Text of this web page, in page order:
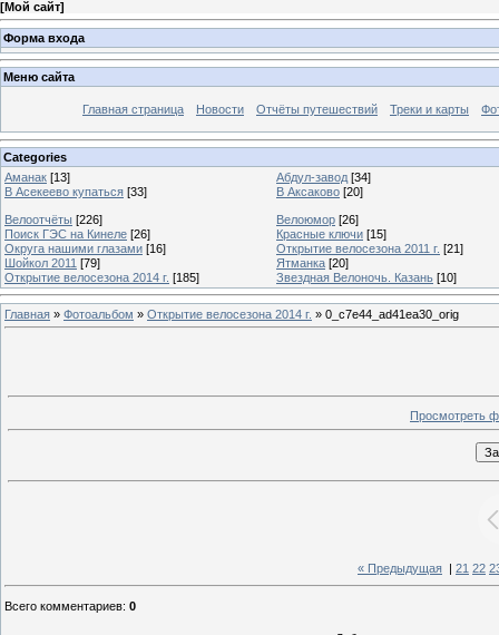
[Мой сайт]
Форма входа
Меню сайта
Главная страница Новости Отчёты путешествий Треки и карты
Categories
Аманак [13] Абдул-завод [34]
В Асекеево купаться [33] В Аксаково [20]
Велоотчёты [226] Велоюмор [26]
Поиск ГЭС на Кинеле [26] Красные ключи [15]
Округа нашими глазами [16] Открытие велосезона 2011 г. [21]
Шойкол 2011 [79] Ятманка [20]
Открытие велосезона 2014 г. [185] Звездная Велоночь. Казань [10]
Главная » Фотоальбом » Открытие велосезона 2014 г. » 0_c7e44_ad41ea30_orig
Просмотреть
« Предыдущая 21 22
Всего комментариев: 0